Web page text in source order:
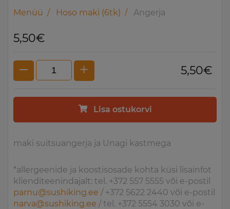
Menüü / Hoso maki (6tk) / Angerja
5,50€
5,50€
Lisa ostukorvi
maki suitsuangerja ja Unagi kastmega
*allergeenide ja koostisosade kohta küsi lisainfot
klienditeenindajalt: tel. +372 557 5555 või e-postil
parnu@sushiking.ee / +372 5622 2440 või e-postil
narva@sushiking.ee / tel. +372 5554 3030 või e-